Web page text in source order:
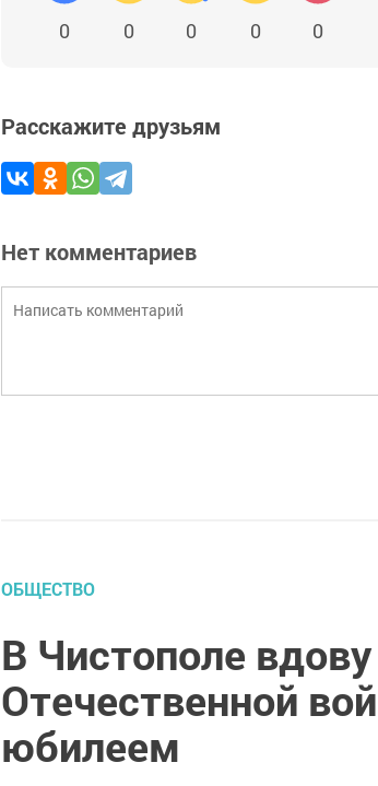
0 0 0 0 0
Расскажите друзьям
Нет комментариев
ОБЩЕСТВО
В Чистополе
Отечественной
юбилеем